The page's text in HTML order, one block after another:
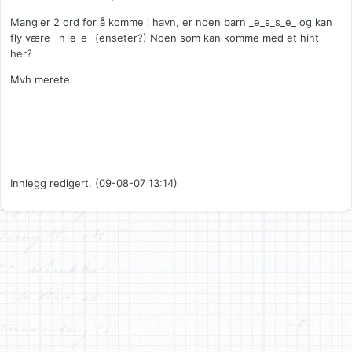
Mangler 2 ord for å komme i havn, er noen barn _e_s_s_e_ og kan
fly være _n_e_e_ (enseter?) Noen som kan komme med et hint
her?
Mvh meretel
Innlegg redigert. (09-08-07 13:14)